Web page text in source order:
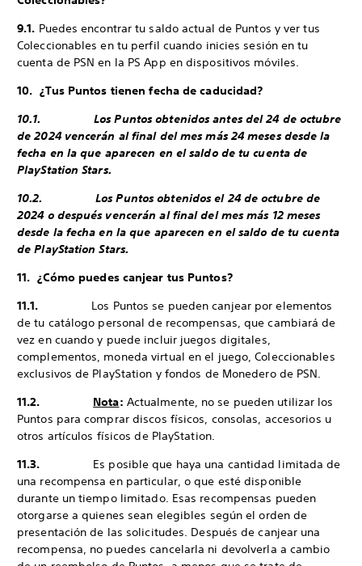
9.1. Puedes encontrar tu saldo actual de Puntos y ver tus
Coleccionables en tu perfil cuando inicies sesión en tu
cuenta de PSN en la PS App en dispositivos móviles.
10. ¿Tus Puntos tienen fecha de caducidad?
10.1. Los Puntos obtenidos antes del 24 de octubre
de 2024 vencerán al final del mes más 24 meses desde la
fecha en la que aparecen en el saldo de tu cuenta de
PlayStation Stars.
10.2. Los Puntos obtenidos el 24 de octubre de
2024 o después vencerán al final del mes más 12 meses
desde la fecha en la que aparecen en el saldo de tu cuenta
de PlayStation Stars.
11. ¿Cómo puedes canjear tus Puntos?
11.1. Los Puntos se pueden canjear por elementos
de tu catálogo personal de recompensas, que cambiará de
vez en cuando y puede incluir juegos digitales,
complementos, moneda virtual en el juego, Coleccionables
exclusivos de PlayStation y fondos de Monedero de PSN.
11.2. Nota: Actualmente, no se pueden utilizar los
Puntos para comprar discos físicos, consolas, accesorios u
otros artículos físicos de PlayStation.
11.3. Es posible que haya una cantidad limitada de
una recompensa en particular, o que esté disponible
durante un tiempo limitado. Esas recompensas pueden
otorgarse a quienes sean elegibles según el orden de
presentación de las solicitudes. Después de canjear una
recompensa, no puedes cancelarla ni devolverla a cambio